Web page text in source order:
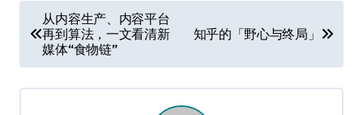
章
导
航
从内容生产、内容平台
再到算法，一文看清新
媒体“食物链”
知乎的「野心与终局」